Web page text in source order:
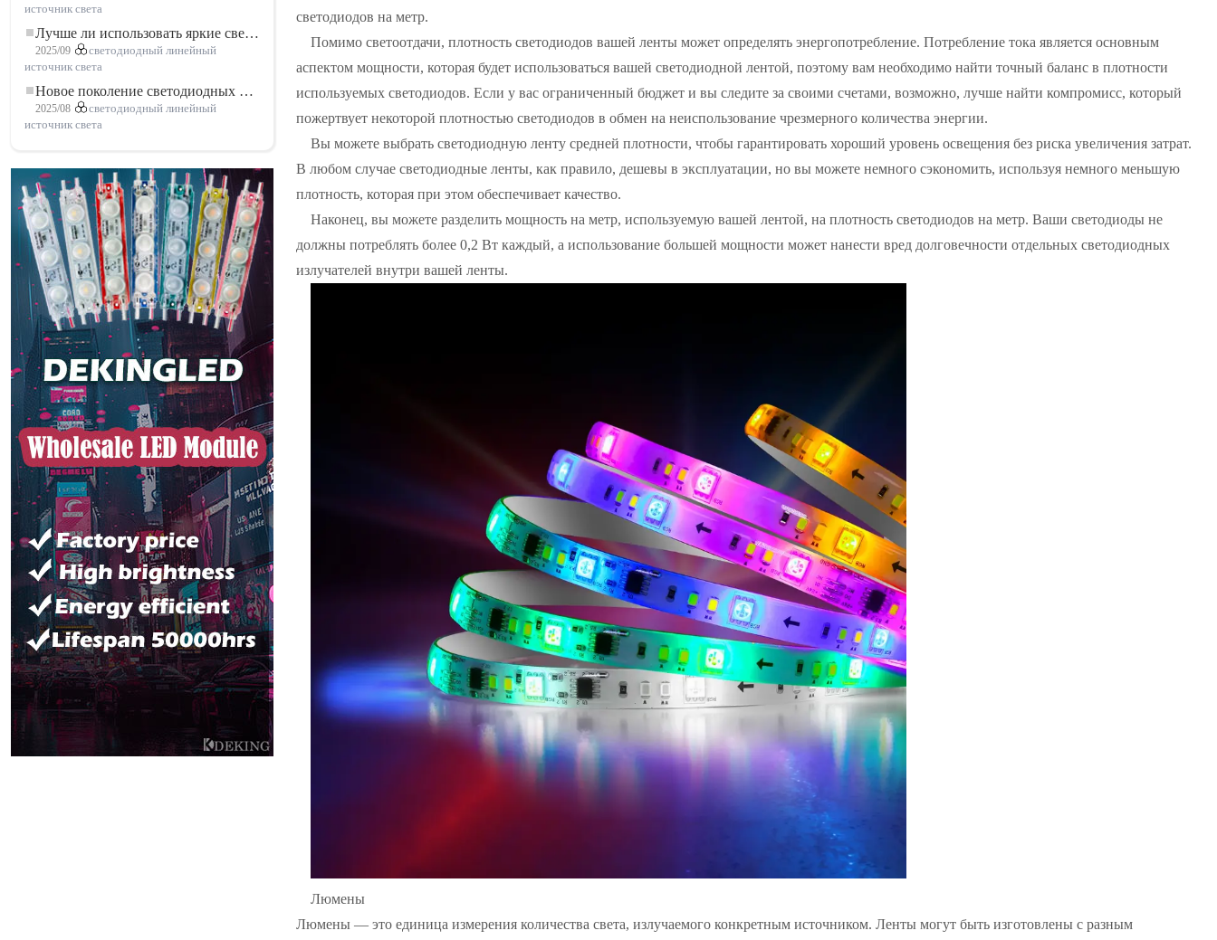
источник света
Лучше ли использовать яркие светодиодные лампы?
2025/09
светодиодный линейный
источник света
Новое поколение светодиодных лент: свободная резка для неограниченных возможностей
2025/08
светодиодный линейный
источник света
светодиодов на метр.
Помимо светоотдачи, плотность светодиодов вашей ленты может определять энергопотребление. Потребление тока является основным
аспектом мощности, которая будет использоваться вашей светодиодной лентой, поэтому вам необходимо найти точный баланс в плотности
используемых светодиодов. Если у вас ограниченный бюджет и вы следите за своими счетами, возможно, лучше найти компромисс, который
пожертвует некоторой плотностью светодиодов в обмен на неиспользование чрезмерного количества энергии.
Вы можете выбрать светодиодную ленту средней плотности, чтобы гарантировать хороший уровень освещения без риска увеличения затрат.
В любом случае светодиодные ленты, как правило, дешевы в эксплуатации, но вы можете немного сэкономить, используя немного меньшую
плотность, которая при этом обеспечивает качество.
Наконец, вы можете разделить мощность на метр, используемую вашей лентой, на плотность светодиодов на метр. Ваши светодиоды не
должны потреблять более 0,2 Вт каждый, а использование большей мощности может нанести вред долговечности отдельных светодиодных
излучателей внутри вашей ленты.
Люмены
Люмены — это единица измерения количества света, излучаемого конкретным источником. Ленты могут быть изготовлены с разным